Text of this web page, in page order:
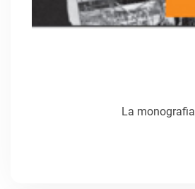
La monografia